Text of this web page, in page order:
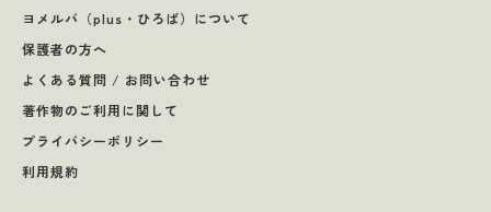
ヨメルバ（plus・ひろば）について
保護者の方へ
よくある質問 / お問い合わせ
著作物のご利用に関して
プライバシーポリシー
利用規約